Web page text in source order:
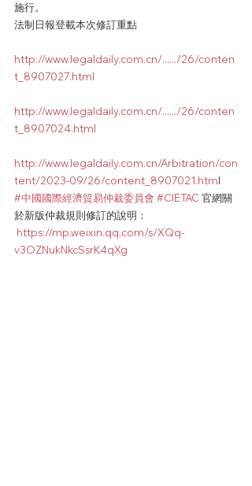
施行。
法制日報登載本次修訂重點
http://www.legaldaily.com.cn/....../26/conten
t_8907027.html
http://www.legaldaily.com.cn/....../26/conten
t_8907024.html
http://www.legaldaily.com.cn/Arbitration/con
tent/2023-09/26/content_8907021.html
#中國國際經濟貿易仲裁委員會 #CIETAC 官網關
於新版仲裁規則修訂的說明：
https://mp.weixin.qq.com/s/XQq-
v3OZNukNkcSsrK4qXg